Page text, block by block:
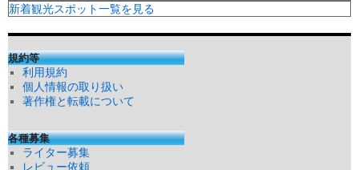
新着観光スポット一覧を見る
規約等
利用規約
個人情報の取り扱い
著作権と転載について
各種募集
ライター募集
レビュー依頼